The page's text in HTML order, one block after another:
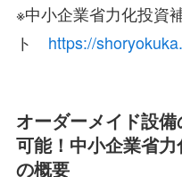
※中小企業省力化投資
ト https://
オーダーメイド設
可能！中小企業省力
の概要